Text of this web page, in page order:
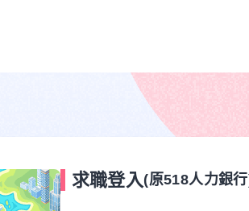
求職登入(原518人力銀